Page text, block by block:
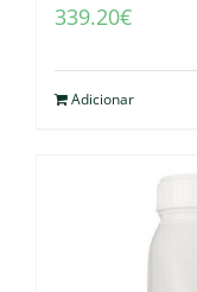
339.20€
Adicionar